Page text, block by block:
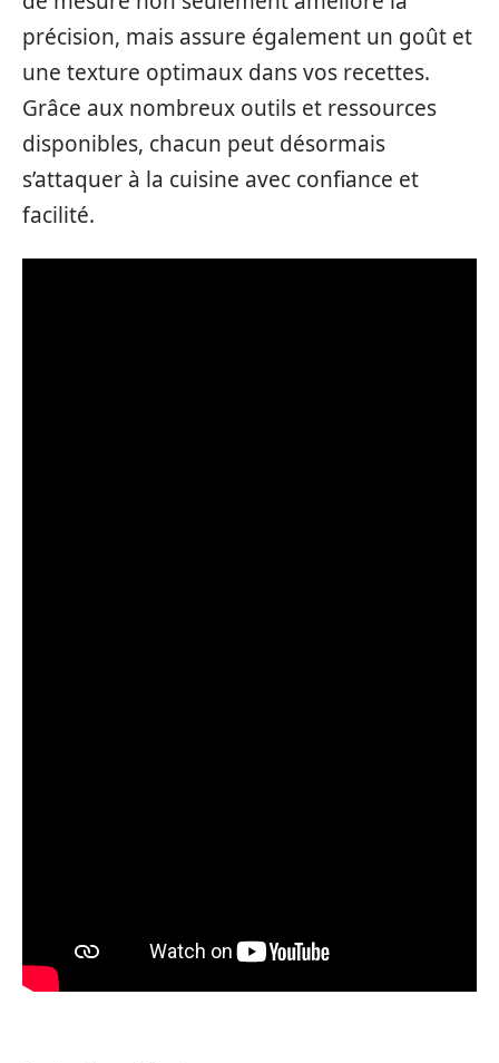
précision, mais assure également un goût et
une texture optimaux dans vos recettes.
Grâce aux nombreux outils et ressources
disponibles, chacun peut désormais
s’attaquer à la cuisine avec confiance et
facilité.